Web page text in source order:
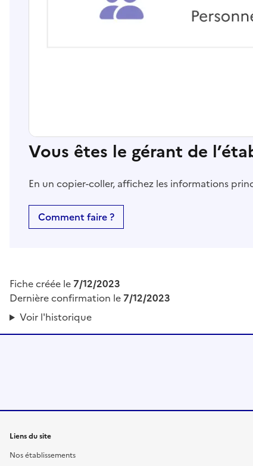
Vous êtes le gérant de
En un copier-coller, affichez les informations
Comment faire ?
Fiche créée le 7/12/2023
Dernière confirmation le 7/12/2023
Voir l'historique
Liens du site
Nos établissements